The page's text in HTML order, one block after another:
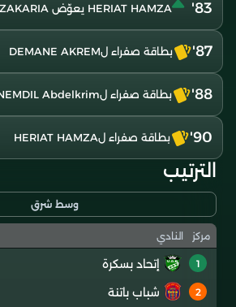
83' HERIAT HAMZA يعوّض SAIDI ZAKARIA
87' بطاقة صفراء لDEMANE AKREM
88' بطاقة صفراء لNEMDIL Abdelkrim
90' بطاقة صفراء لHERIAT HAMZA
الترتيب
وسط شرق
مركز النادي
1 إتحاد بسكرة
2 شباب باتنة